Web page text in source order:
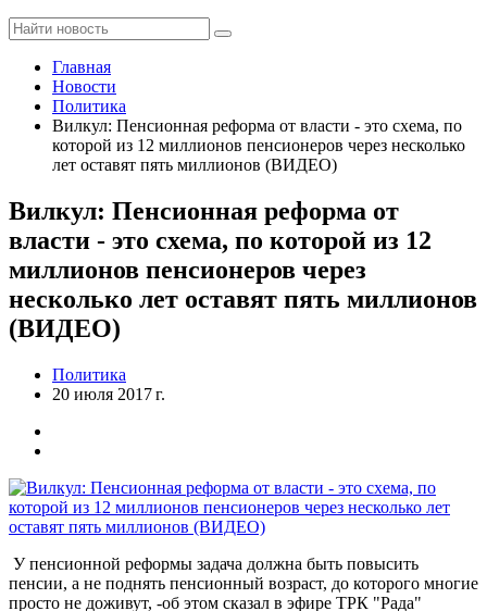
Главная
Новости
Политика
Вилкул: Пенсионная реформа от власти - это схема, по
которой из 12 миллионов пенсионеров через несколько
лет оставят пять миллионов (ВИДЕО)
Вилкул: Пенсионная реформа от
власти - это схема, по которой из 12
миллионов пенсионеров через
несколько лет оставят пять миллионов
(ВИДЕО)
Политика
20 июля 2017 г.
У пенсионной реформы задача должна быть повысить
пенсии, а не поднять пенсионный возраст, до которого многие
просто не доживут, -об этом сказал в эфире ТРК "Рада"